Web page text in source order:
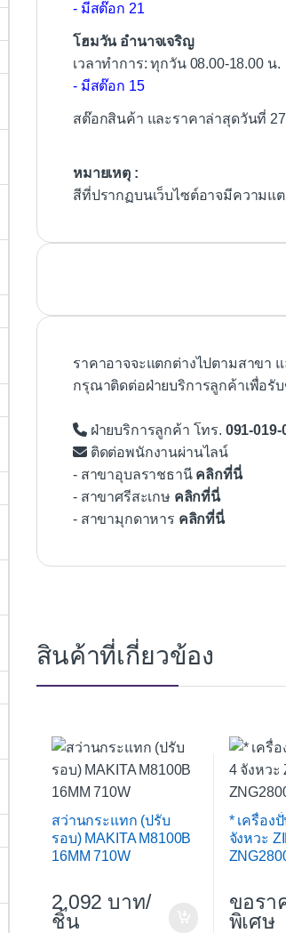
- มีสต๊อก 21
โฮมวัน อำนาจเจริญ
เวลาทำการ: ทุกวัน 08.00-18.00 น.
- มีสต๊อก 15
สต๊อกสินค้า และราคาล่าสุดวันที่
หมายเหตุ :
สีที่ปรากฏบนเว็บไซต์อาจมีความแ
ราคาอาจจะแตกต่างไปตามสาขา
กรุณาติดต่อฝ่ายบริการลูกค้าเพื่อรั
ฝ่ายบริการลูกค้า โทร. 091-019-
ติดต่อพนักงานผ่านไลน์
- สาขาอุบลราชธานี คลิกที่นี่
- สาขาศรีสะเกษ คลิกที่นี่
- สาขามุกดาหาร คลิกที่นี่
สินค้าที่เกี่ยวข้อง
สว่านกระแทก (ปรับ
รอบ) MAKITA M8100B
16MM 710W
2,092
/
ชิ้น
* เครื่อง
จังหวะ
ขอรา
พิเศษ